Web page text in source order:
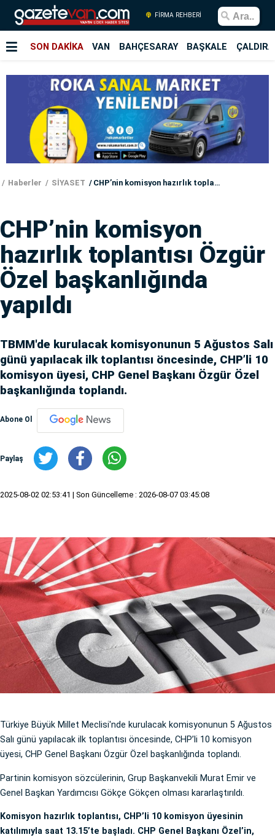
FİRMA REHBERİ
SON DAKİKA VAN BAHÇESARAY BAŞKALE
Haberler SİYASET CHP’nin komisyon hazırlık toplantısı Özgür Özel başkanlığında yapıldı
CHP’nin komisyon
hazırlık toplantısı Özgür
Özel başkanlığında
yapıldı
TBMM'de kurulacak komisyonunun 5 Ağustos Salı
günü yapılacak ilk toplantısı öncesinde, CHP’li 10
komisyon üyesi, CHP Genel Başkanı Özgür Özel
başkanlığında toplandı.
Abone Ol
Paylaş
2025-08-02 02:53:41 | Son Güncelleme : 2026-08-07 03:45:08
Türkiye Büyük Millet Meclisi'nde kurulacak komisyonunun 5 Ağustos
Salı günü yapılacak ilk toplantısı öncesinde, CHP’li 10 komisyon
üyesi, CHP Genel Başkanı Özgür Özel başkanlığında toplandı.
Partinin komisyon sözcülerinin, Grup Başkanvekili Murat Emir ve
Genel Başkan Yardımcısı Gökçe Gökçen olması kararlaştırıldı.
Komisyon hazırlık toplantısı, CHP’li 10 komisyon üyesinin
katılımıyla saat 13.15’te başladı. CHP Genel Başkanı Özel’in,